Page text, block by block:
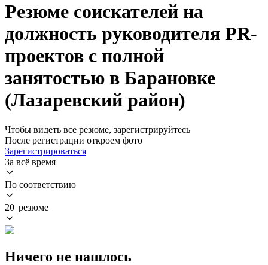
Резюме соискателей на
должность руководителя PR-
проектов с полной
занятостью в Барановке
(Лазаревский район)
Чтобы видеть все резюме, зарегистрируйтесь
После регистрации откроем фото
Зарегистрироваться
За всё время
По соответствию
20 резюме
Ничего не нашлось